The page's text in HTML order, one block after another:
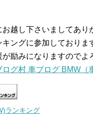
越し下さいましてあり
ングに参加しておりま
が励みになりますのでよ
ランキング